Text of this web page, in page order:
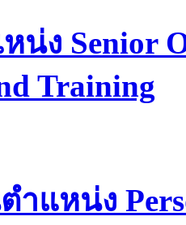
น่ง Senior
Training
แหน่ง